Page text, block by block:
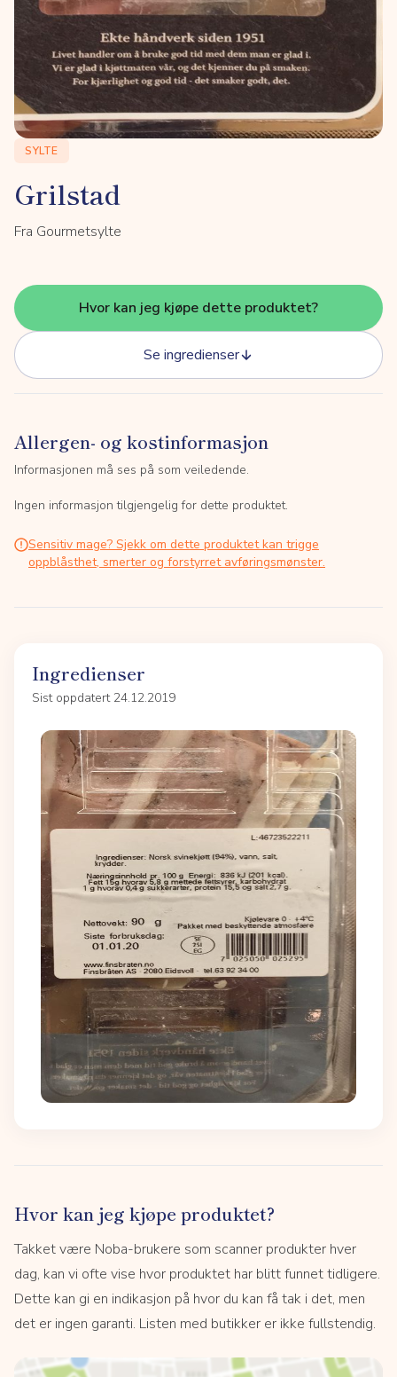
SYLTE
Grilstad
Fra Gourmetsylte
Hvor kan jeg kjøpe dette produktet?
Se ingredienser
Allergen- og kostinformasjon
Informasjonen må ses på som veiledende.
Ingen informasjon tilgjengelig for dette produktet.
Sensitiv mage? Sjekk om dette produktet kan trigge
oppblåsthet, smerter og forstyrret avføringsmønster.
Ingredienser
Sist oppdatert 24.12.2019
Hvor kan jeg kjøpe produktet?
Takket være Noba-brukere som scanner produkter hver
dag, kan vi ofte vise hvor produktet har blitt funnet tidligere.
Dette kan gi en indikasjon på hvor du kan få tak i det, men
det er ingen garanti. Listen med butikker er ikke fullstendig.